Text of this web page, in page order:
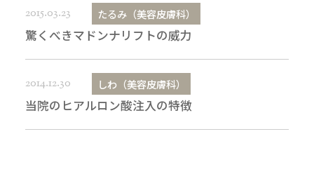
2015.03.23 たるみ（美容皮膚科）
驚くべきマドンナリフトの威力
2014.12.30 しわ（美容皮膚科）
当院のヒアルロン酸注入の特徴